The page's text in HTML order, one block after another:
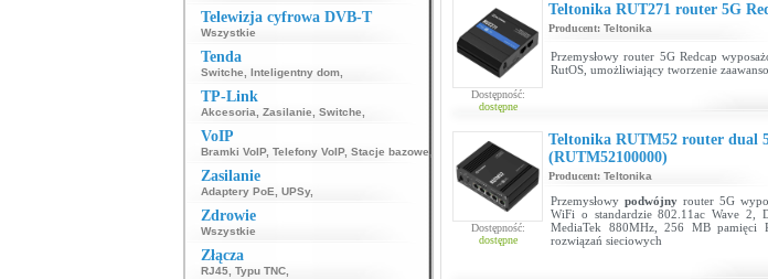
Telewizja cyfrowa DVB-T
Wszystkie
Tenda
Switche Inteligentny dom,
TP-Link
Akcesoria Zasilanie Switche
VoIP
Bramki VoIP, Telefony VoIP, Stacje bazowe
Zasilanie
Adaptery PoE UPSy,
Zdrowie
Wszystkie
Złącza
RJ45, Typu TNC,
Dostępność:
dostępne
Teltonika RUT271 router 5G
Producent: Teltonika
Przemysłowy router 5G Redcap
RutOS, umożliwiający tworzenie
Dostępność:
dostępne
Teltonika RUTM52 router dual
(RUTM52100000)
Producent: Teltonika
Przemysłowy podwójnyrouter 5G
WiFi o standardzie 802.11ac Wave 2,
MediaTek 880MHz, 256 MB pamięci
rozwiązań sieciowych